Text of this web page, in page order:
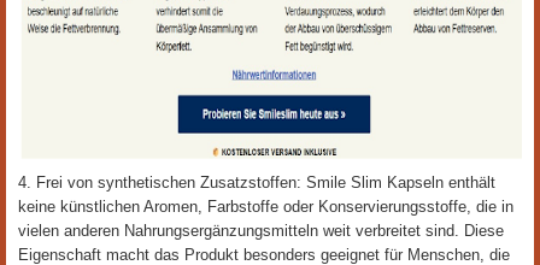
4. Frei von synthetischen Zusatzstoffen: Smile Slim Kapseln enthält
keine künstlichen Aromen, Farbstoffe oder Konservierungsstoffe, die in
vielen anderen Nahrungsergänzungsmitteln weit verbreitet sind. Diese
Eigenschaft macht das Produkt besonders geeignet für Menschen, die